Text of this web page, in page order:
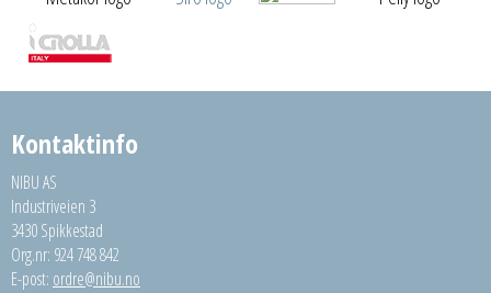
Kontaktinfo
NIBU AS
Industriveien 3
3430 Spikkestad
Org.nr: 924 748 842
E-post: ordre@nibu.no